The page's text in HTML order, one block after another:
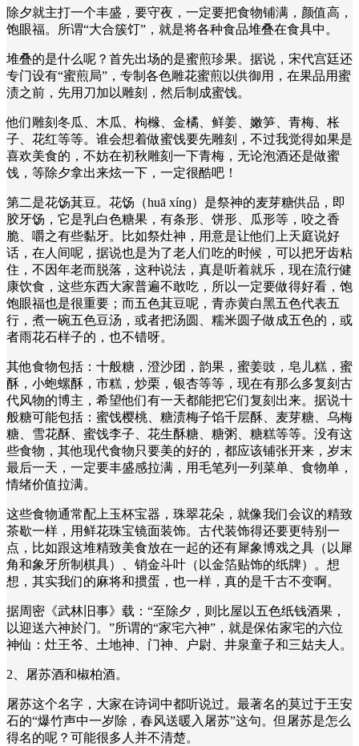
除夕就主打一个丰盛，要守夜，一定要把食物铺满，颜值高，
饱眼福。所谓“大合簇饤”，就是将各种食品堆叠在食具中。
堆叠的是什么呢？首先出场的是蜜煎珍果。据说，宋代宫廷还
专门设有“蜜煎局”，专制各色雕花蜜煎以供御用，在果品用蜜
渍之前，先用刀加以雕刻，然后制成蜜饯。
他们雕刻冬瓜、木瓜、枸橼、金橘、鲜姜、嫩笋、青梅、枨
子、花红等等。谁会想着做蜜饯要先雕刻，不过我觉得如果是
喜欢美食的，不妨在初秋雕刻一下青梅，无论泡酒还是做蜜
饯，等除夕拿出来炫一下，一定很酷吧！
第二是花饧萁豆。花饧（huā xínɡ）是祭神的麦芽糖供品，即
胶牙饧，它是乳白色糖果，有条形、饼形、瓜形等，咬之香
脆、嚼之有些黏牙。比如祭灶神，用意是让他们上天庭说好
话，在人间呢，据说也是为了老人们吃的时候，可以把牙齿粘
住，不因年老而脱落，这种说法，真是听着就乐，现在流行健
康饮食，这些东西大家普遍不敢吃，所以一定要做得好看，饱
饱眼福也是很重要；而五色萁豆呢，青赤黄白黑五色代表五
行，煮一碗五色豆汤，或者把汤圆、糯米圆子做成五色的，或
者雨花石样子的，也不错呀。
其他食物包括：十般糖，澄沙团，韵果，蜜姜豉，皂儿糕，蜜
酥，小蚫螺酥，市糕，炒栗，银杏等等，现在有那么多复刻古
代风物的博主，希望他们有一天都能把它们复刻出来。据说十
般糖可能包括：蜜饯樱桃‌、‌糖渍梅子馅千层酥、麦芽糖‌、‌乌梅
糖、‌雪花酥‌、‌蜜饯李子‌、‌花生酥糖、糖粥、‌糖糕等等。没有这
些食物，其他现代食物只要美的好的，都应该铺张开来，岁末
最后一天，一定要丰盛感拉满，用毛笔列一列菜单、食物单，
情绪价值拉满。
这些食物通常配上玉杯宝器，珠翠花朵，就像我们会议的精致
茶歇一样，用鲜花珠宝镜面装饰。古代装饰得还要更特别一
点，比如跟这堆精致美食放在一起的还有犀象博戏之具（以犀
角和象牙所制棋具）、销金斗叶（以金箔贴饰的纸牌）。想
想，其实我们的麻将和掼蛋，也一样，真的是千古不变啊。
据周密《武林旧事》载：“至除夕，则比屋以五色纸钱酒果，
以迎送六神於门。”所谓的“家宅六神”，就是保佑家宅的六位
神仙：灶王爷、土地神、门神、户尉、井泉童子和三姑夫人。
2、屠苏酒和椒柏酒。
屠苏这个名字，大家在诗词中都听说过。最著名的莫过于王安
石的“爆竹声中一岁除，春风送暖入屠苏”这句。但屠苏是怎么
得名的呢？可能很多人并不清楚。